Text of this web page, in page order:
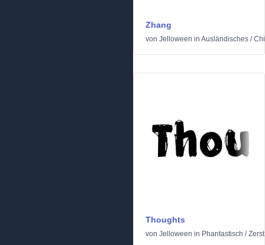
Zhang
von Jelloween in Ausländisches /
Thoughts
von Jelloween in Phantastisch /